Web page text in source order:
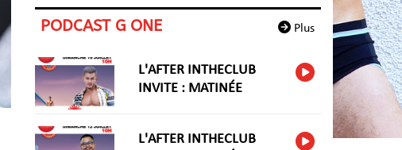
Plus
PODCAST G ONE
L'AFTER INTHECLUB
INVITE : MATINÉE
L'AFTER INTHECLUB